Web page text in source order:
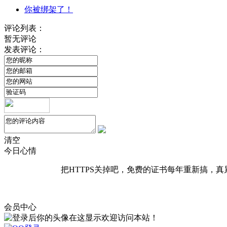
你被绑架了！
评论列表：
暂无评论
发表评论：
清空
今日心情
把HTTPS关掉吧，免费的证书每年重新搞，真
会员中心
欢迎访问本站！